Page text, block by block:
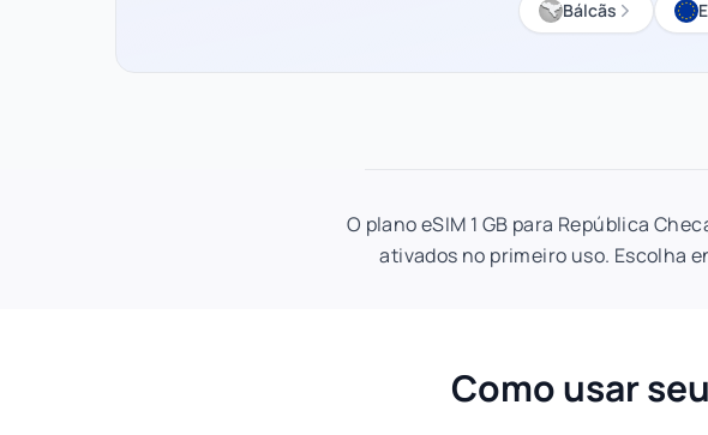
Bálcãs
O plano eSIM 1 GB para República
ativados no primeiro uso. Escolha
Como usar